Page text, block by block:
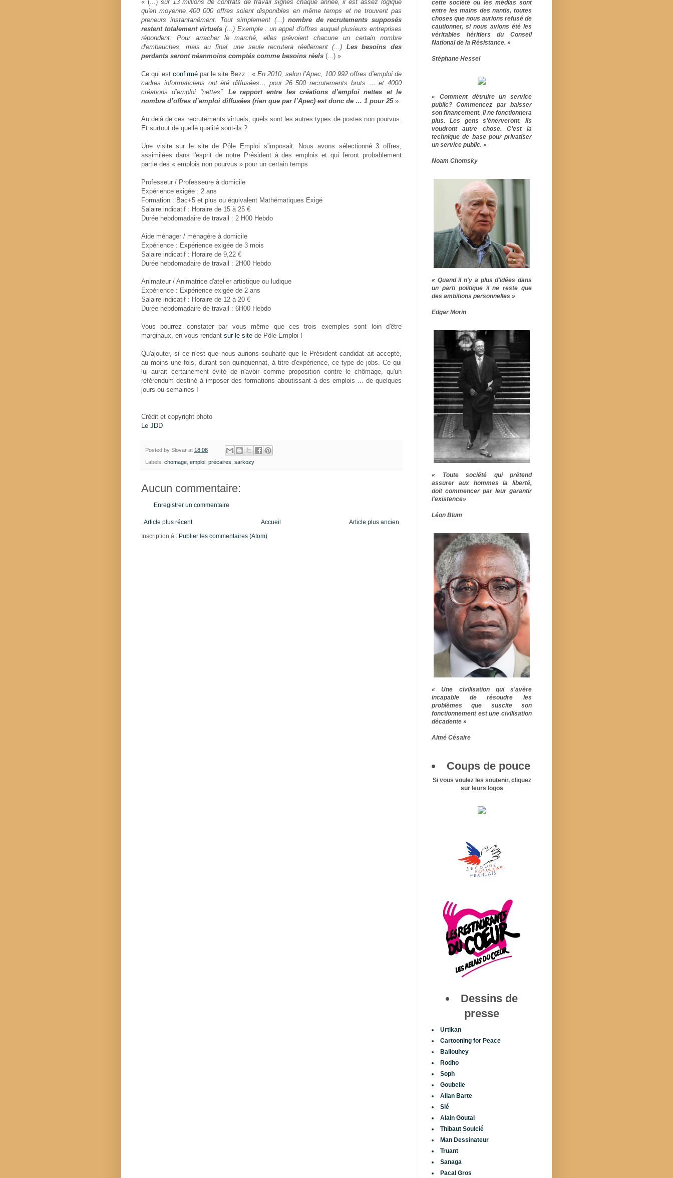
« (...) sur 13 millions de contrats de travail signés chaque année, il est assez logique
qu'en moyenne 400 000 offres soient disponibles en même temps et ne trouvent pas
preneurs instantanément. Tout simplement (...)nombre de recrutements supposés
restent totalement virtuels (...) Exemple : un appel d'offres auquel plusieurs entreprises
répondent. Pour arracher le marché, elles prévoient chacune un certain nombre
d'embauches, mais au final, une seule recrutera réellement (...) Les besoins des
perdants seront néanmoins comptés comme besoins réels (...) »
Ce qui estconfirmé par le site Bezz : « En 2010, selon l’Apec, 100 992 offres d’emploi de
cadres informaticiens ont été diffusées… pour 26 500 recrutements bruts … et 4000
créations d’emploi “nettes”. Le rapport entre les créations d’emploi nettes et le
nombre d’offres d’emploi diffusées (rien que par l’Apec) est donc de … 1 pour 25»
Au delà de ces recrutements virtuels, quels sont les autres types de postes non pourvus.
Et surtout de quelle qualité sont-ils ?
Une visite sur le site de Pôle Emploi s'imposait. Nous avons sélectionné 3 offres,
assimilées dans l'esprit de notre Président à des emplois et qui feront probablement
partie des « emplois non pourvus » pour un certain temps
Professeur / Professeure à domicile
Expérience exigée : 2 ans
Formation : Bac+5 et plus ou équivalent Mathématiques Exigé
Salaire indicatif : Horaire de 15 à 25 €
Durée hebdomadaire de travail : 2 H00 Hebdo
Aide ménager / ménagère à domicile
Expérience : Expérience exigée de 3 mois
Salaire indicatif : Horaire de 9,22 €
Durée hebdomadaire de travail : 2H00 Hebdo
Animateur / Animatrice d'atelier artistique ou ludique
Expérience : Expérience exigée de 2 ans
Salaire indicatif : Horaire de 12 à 20 €
Durée hebdomadaire de travail : 6H00 Hebdo
Vous pourrez constater par vous même que ces trois exemples sont loin d'être
marginaux, en vous rendant sur le site de Pôle Emploi !
Qu'ajouter, si ce n'est que nous aurions souhaité que le Président candidat ait accepté,
au moins une fois, durant son quinquennat, à titre d'expérience, ce type de jobs. Ce qui
lui aurait certainement évité de n'avoir comme proposition contre le chômage, qu'un
référendum destiné à imposer des formations aboutissant à des emplois ... de quelques
jours ou semaines !
Crédit et copyright photo
Le JDD
Posted by Slovar at 18:08
Labels: chomage, emploi, précaires, sarkozy
Aucun commentaire:
Enregistrer un commentaire
Article plus récent Article plus ancien
Accueil
Inscription à : Publier les commentaires (Atom)
cette société où les médias sont
entre les mains des nantis, toutes
choses que nous aurions refusé de
cautionner, si nous avions été les
véritables héritiers du Conseil
National de la Résistance. »
Stéphane Hessel
« Comment détruire un service
public? Commencez par baisser
son financement. Il ne fonctionnera
plus. Les gens s’énerveront. Ils
voudront autre chose. C’est la
technique de base pour privatiser
un service public. »
Noam Chomsky
« Quand il n'y a plus d'idées dans
un parti politique il ne reste que
des ambitions personnelles »
Edgar Morin
« Toute société qui prétend
assurer aux hommes la liberté,
doit commencer par leur garantir
l'existence»
Léon Blum
« Une civilisation qui s'avère
incapable de résoudre les
problèmes que suscite son
fonctionnement est une civilisation
décadente »
Aimé Césaire
Coups de pouce
Si vous voulez les soutenir, cliquez
sur leurs logos
Dessins de
presse
Urtikan
Cartooning for Peace
Ballouhey
Rodho
Soph
Goubelle
Allan Barte
Sié
Alain Goutal
Thibaut Soulcié
Man Dessinateur
Truant
Sanaga
Pacal Gros